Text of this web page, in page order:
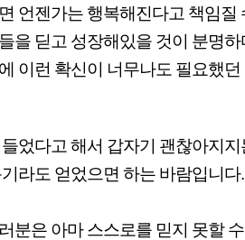
언젠가는 행복해진다고 책임
을 딛고 성장해있을 것이 분명
이런 확신이 너무나도 필요했
었다고 해서 갑자기 괜찮아지
라도 얻었으면 하는 바람입니다.
분은 아마 스스로를 믿지 못할